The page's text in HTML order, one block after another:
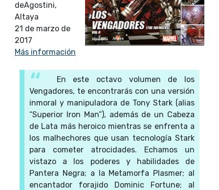
deAgostini,
Altaya
21 de marzo de
2017
Más información
En este octavo volumen de los
Vengadores, te encontrarás con una versión
inmoral y manipuladora de Tony Stark (alias
“Superior Iron Man”), además de un Cabeza
de Lata más heroico mientras se enfrenta a
los malhechores que usan tecnología Stark
para cometer atrocidades. Echamos un
vistazo a los poderes y habilidades de
Pantera Negra; a la Metamorfa Plasmer; al
encantador forajido Dominic Fortune; al